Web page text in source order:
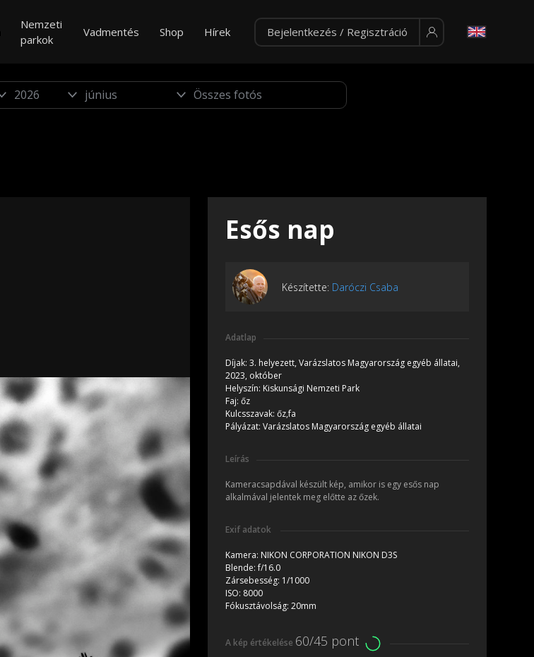
Nemzeti
parkok
Vadmentés Shop Hírek Bejelentkezés / Regisztráció
Esős nap
Készítette: Daróczi Csaba
Adatlap
Díjak: 3. helyezett, Varázslatos Magyarország egyéb állatai,
2023, október
Helyszín: Kiskunsági Nemzeti Park
Faj: őz
Kulcsszavak: őz,fa
Pályázat: Varázslatos Magyarország egyéb állatai
Leírás
Kameracsapdával készült kép, amikor is egy esős nap
alkalmával jelentek meg előtte az őzek.
Exif adatok
Kamera: NIKON CORPORATION NIKON D3S
Blende:f/16.0
Zársebesség: 1/1000
ISO: 8000
Fókusztávolság: 20mm
A kép értékelése 60/45 pont